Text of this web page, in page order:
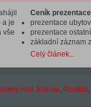
a je
vše
Ceník
prezentace
prezentace
základní záznam
Celý článek...
nad Jizerou, Poniklá,